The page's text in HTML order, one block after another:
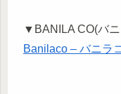
▼BANILA CO(バ
Banilaco – バニラ